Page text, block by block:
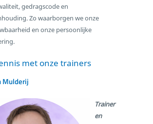
gedragscode en
Zo waarborgen we onze
en onze persoonlijke
met onze trainers
Mulderij
Trainer
en